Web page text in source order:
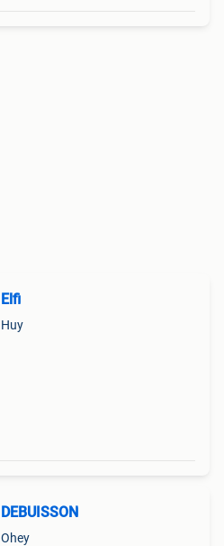
Elfi
Huy
DEBUISSON
Ohey